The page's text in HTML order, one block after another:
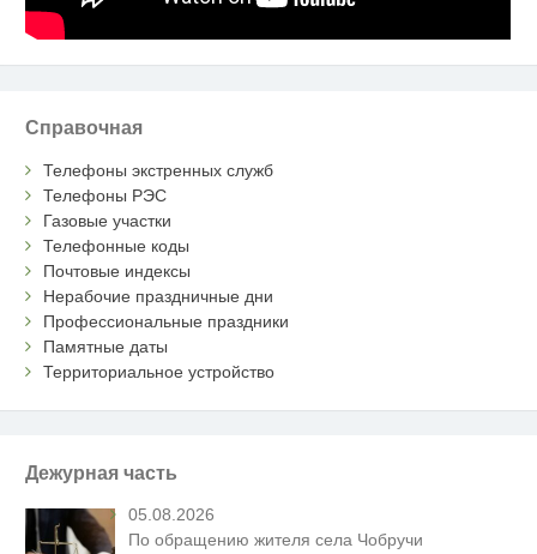
Справочная
Телефоны экстренных служб
Телефоны РЭС
Газовые участки
Телефонные коды
Почтовые индексы
Нерабочие праздничные дни
Профессиональные праздники
Памятные даты
Территориальное устройство
Дежурная часть
05.08.2026
По обращению жителя села Чобручи